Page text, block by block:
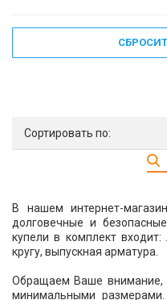
Сортировать по:
В нашем интернет-
долговечные и
купели в комплект
кругу, выпускная арматура.
Обращаем Ваше внимание,
минимальными